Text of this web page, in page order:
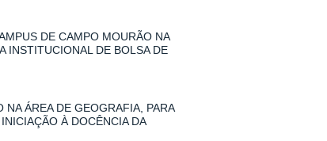
DE CAMPO MOURÃO NA
INSTITUCIONAL DE BOLSA DE
ÁREA DE GEOGRAFIA, PARA
À DOCÊNCIA DA